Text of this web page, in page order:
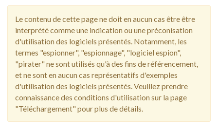
Le contenu de cette page ne doit en aucun cas être être
interprété comme une indication ou une préconisation
d'utilisation des logiciels présentés. Notamment, les
termes "espionner", "espionnage", "logiciel espion",
"pirater" ne sont utilisés qu'à des fins de référencement,
et ne sont en aucun cas représentatifs d'exemples
d'utilisation des logiciels présentés. Veuillez prendre
connaissance des conditions d'utilisation sur la page
"Téléchargement" pour plus de détails.